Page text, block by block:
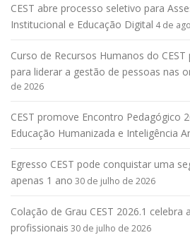
CEST abre processo seletivo para
Institucional e Educação Digital 4 de
Curso de Recursos Humanos do
para liderar a gestão de pessoas nas
de 2026
CEST promove Encontro Pedagógico
Educação Humanizada e Inteligência
Egresso CEST pode conquistar uma
apenas 1 ano 30 de julho de 2026
Colação de Grau CEST 2026.1
profissionais 30 de julho de 2026